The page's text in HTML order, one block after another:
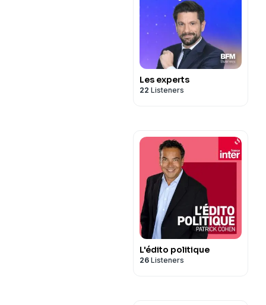
Les experts
22 Listeners
L'édito politique
26 Listeners